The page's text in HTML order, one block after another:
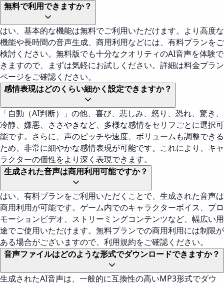
無料で利用できますか？
はい、基本的な機能は無料でご利用いただけます。より高度な
機能や長時間の音声生成、商用利用などには、有料プランをご
検討ください。無料版でも十分なクオリティのAI音声を体験で
きますので、まずは気軽にお試しください。詳細は料金プラン
ページをご確認ください。
感情表現はどのくらい細かく設定できますか？
「自動（AI判断）」の他、喜び、悲しみ、怒り、恐れ、驚き、
冷静、嫌悪、ささやきなど、多様な感情をセリフごとに選択可
能です。さらに、声のピッチや速度、ボリュームも調整できる
ため、非常に細やかな感情表現が可能です。これにより、キャ
ラクターの個性をより深く表現できます。
生成された音声は商用利用可能ですか？
はい、有料プランをご利用いただくことで、生成された音声は
商用利用が可能です。ゲーム内でのキャラクターボイス、プロ
モーションビデオ、ストリーミングコンテンツなど、幅広い用
途でご使用いただけます。無料プランでの商用利用には制限が
ある場合がございますので、利用規約をご確認ください。
音声ファイルはどのような形式でダウンロードできますか？
生成されたAI音声は、一般的に互換性の高いMP3形式でダウ